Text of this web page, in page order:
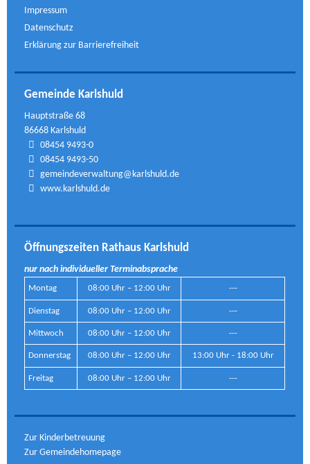
Impressum
Datenschutz
Erklärung zur Barrierefreiheit
Gemeinde Karlshuld
Hauptstraße 68
86668 Karlshuld
08454 9493-0
08454 9493-50
gemeindeverwaltung@karlshuld.de
www.karlshuld.de
Öffnungszeiten Rathaus Karlshuld
nur nach individueller Terminabsprache
Montag 08:00 Uhr – 12:00 Uhr ---
Dienstag 08:00 Uhr – 12:00 Uhr ---
Mittwoch 08:00 Uhr – 12:00 Uhr ---
Donnerstag 08:00 Uhr – 12:00 Uhr 13:00 Uhr - 18:00 Uhr
Freitag 08:00 Uhr – 12:00 Uhr ---
Zur Kinderbetreuung
Zur Gemeindehomepage